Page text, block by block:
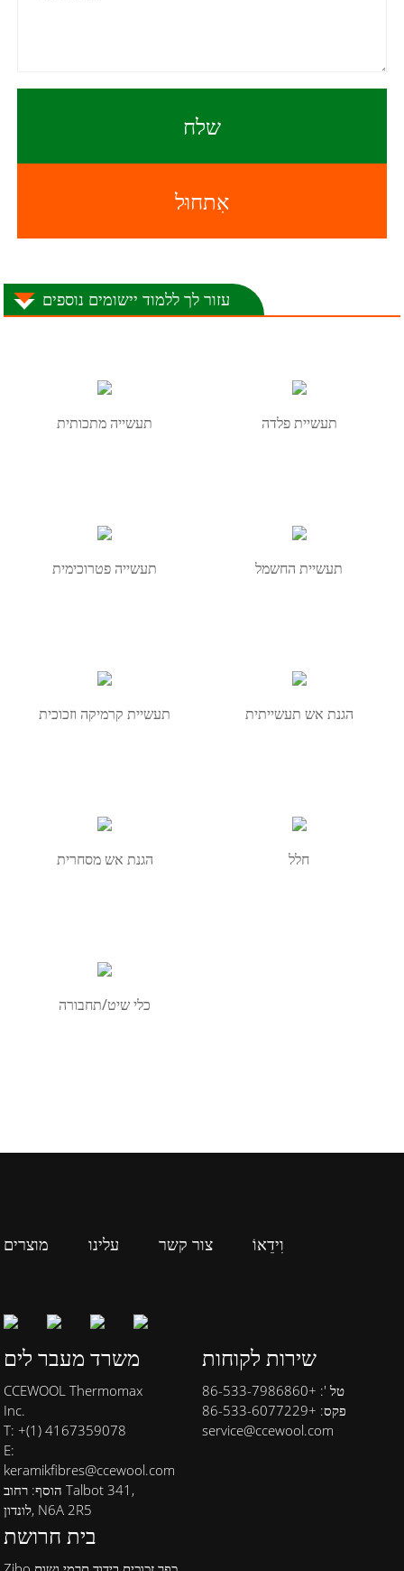
שלח
אִתחוּל
עזור לך ללמוד יישומים נוספים
תעשייה מתכותית תעשיית פלדה
תעשייה פטרוכימית תעשיית החשמל
תעשיית קרמיקה וזכוכית הגנת אש תעשייתית
הגנת אש מסחרית חלל
כלי שיט/תחבורה
מוצרים עלינו צור קשר וִידֵאוֹ
משרד מעבר לים
CCEWOOL Thermomax
Inc.
T: +(1) 4167359078
E:
keramikfibres@ccewool.com
הוסף: רחוב Talbot 341,
לונדון, N6A 2R5
שירות לקוחות
טל ': +86-533-7986860
פקס: +86-533-6077229
service@ccewool.com
בית חרושת